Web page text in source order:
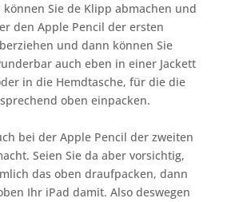
Sie de Klipp abmachen und
den Apple Pencil der ersten
und dann können Sie
auch eben in einer Jackett
in die Hemdtasche, für die die
oben einpacken.
bei der Apple Pencil der zweiten
Seien Sie da aber vorsichtig,
das oben draufpacken, dann
Ihr iPad damit. Also deswegen